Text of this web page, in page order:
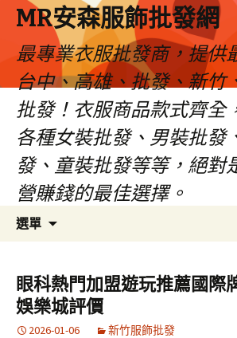
MR安森服飾批發網
最專業衣服批發商，提供
台中、高雄、批發、新竹
批發！衣服商品款式齊全
各種女裝批發、男裝批發
發、童裝批發等等，絕對
營賺錢的最佳選擇。
選單
容
區
眼科熱門加盟遊玩推薦國際
娛樂城評價
2026-01-06 新竹服飾批發